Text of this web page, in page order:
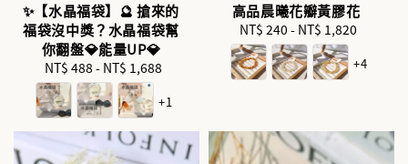
✨【水晶福袋】🔮 搶來的
福袋沒中獎？水晶福袋幫
你翻盤💎能量UP💎
Regular
price
NT$ 488 - NT$ 1,688
+1
高品晨曦花瓣黃膠花
Regular
price
NT$ 240 - NT$ 1,820
+4